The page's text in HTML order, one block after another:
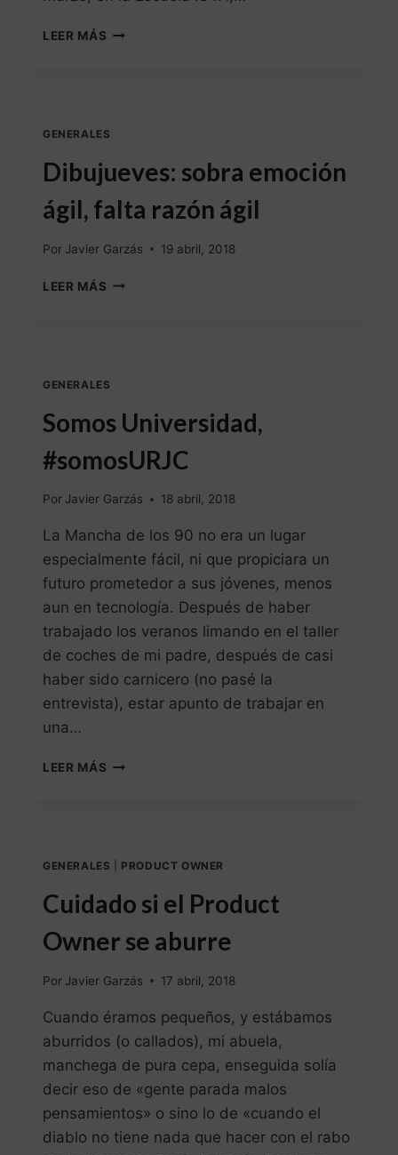
LEER MÁS
GENERALES
Dibujueves: sobra emoción
ágil, falta razón ágil
Por Javier Garzás 19 abril, 2018
LEER MÁS
GENERALES
Somos Universidad,
#somosURJC
Por Javier Garzás 18 abril, 2018
La Mancha de los 90 no era un lugar
especialmente fácil, ni que propiciara un
futuro prometedor a sus jóvenes, menos
aun en tecnología. Después de haber
trabajado los veranos limando en el taller
de coches de mi padre, después de casi
haber sido carnicero (no pasé la
entrevista), estar apunto de trabajar en
una…
LEER MÁS
GENERALES PRODUCT OWNER
Cuidado si el Product
Owner se aburre
Por Javier Garzás 17 abril, 2018
Cuando éramos pequeños, y estábamos
aburridos (o callados), mi abuela,
manchega de pura cepa, enseguida solía
decir eso de «gente parada malos
pensamientos» o sino lo de «cuando el
diablo no tiene nada que hacer con el rabo